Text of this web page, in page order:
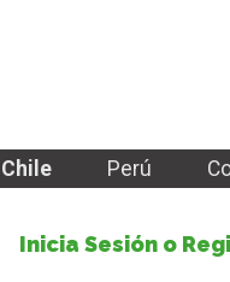
Chile Perú
Inicia Sesión o